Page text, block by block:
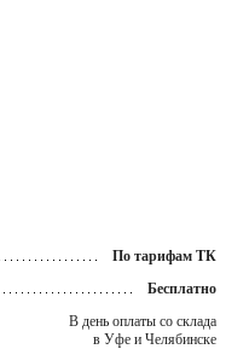
По тарифам ТК
Бесплатно
В день оплаты со склада
в Уфе и Челябинске